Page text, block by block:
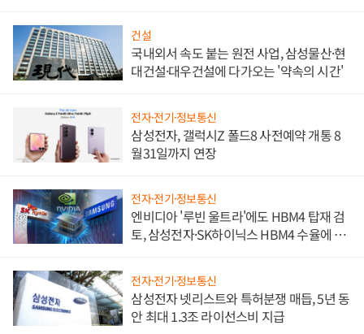
건설
국내외서 속도 붙는 원전 사업, 삼성물산·현
대건설·대우건설에 다가오는 '약속의 시간'
전자·전기·정보통신
삼성전자, 갤럭시Z 폴드8 사전예약 개통 8
월31일까지 연장
전자·전기·정보통신
엔비디아 '루빈 울트라'에도 HBM4 탑재 검
토, 삼성전자·SK하이닉스 HBM4 수율에 주
전자·전기·정보통신
삼성전자 넷리스트와 특허분쟁 매듭, 5년 동
안 최대 1.3조 라이선스비 지급